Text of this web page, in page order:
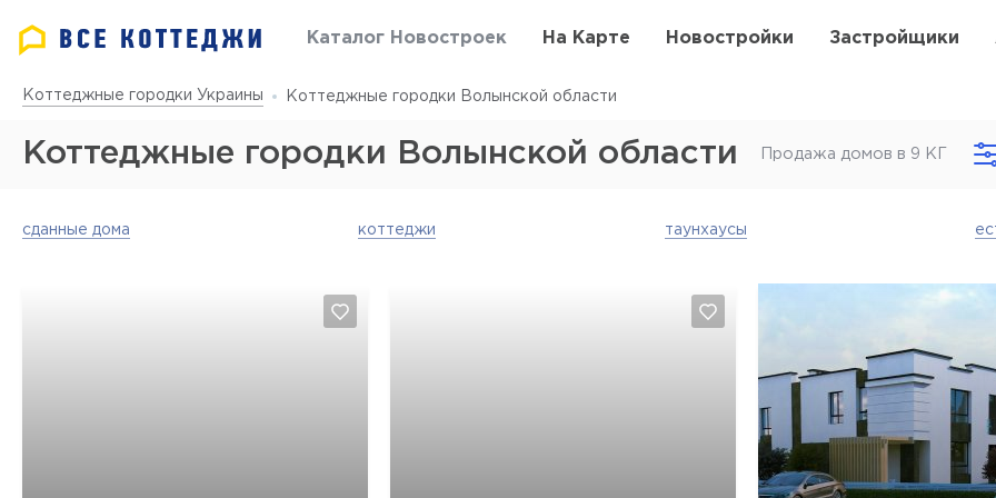
Каталог Новостроек На Карте Новостройки Застройщики
Коттеджные городки Украины Коттеджные городки Волынской области
Коттеджные городки Волынской области Продажа домов в 9 КГ
сданные дома коттеджи таунхаусы